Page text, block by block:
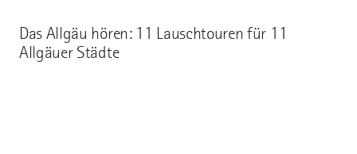
Das Allgäu hören: 11 Lauschtouren für 11
Allgäuer Städte